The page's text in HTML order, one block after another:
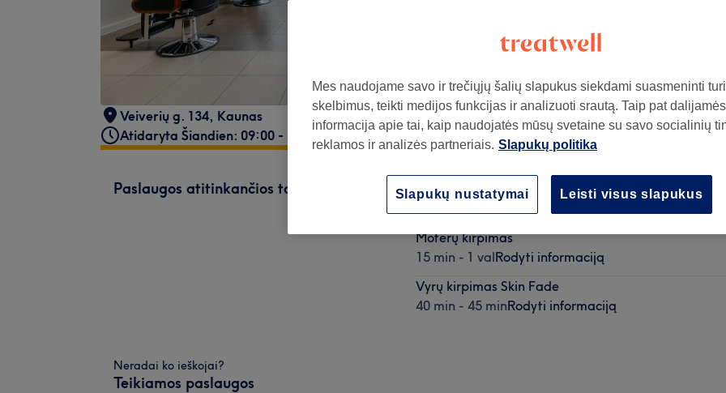
Veiverių g. 134, Kaunas
Atidaryta Šiandien: 09:00 - 20:00
Paslaugos atitinkančios tavo paiešką
Vyrų kirpimas
Moterų kirpimas
15 min - 1 valRodyti informaciją
Vyrų kirpimas Skin Fade
40 min - 45 minRodyti informaciją
Neradai ko ieškojai?
Teikiamos paslaugos
Mes naudojame savo ir trečiųjų šalių slapukus siekdami suasmeninti
skelbimus, teikti medijos funkcijas ir analizuoti srautą. Taip pat dalijamės
informacija apie tai, kaip naudojatės mūsų svetaine su savo socialinių
reklamos ir analizės partneriais. Slapukų politika
Leisti visus slapukus
Slapukų nustatymai